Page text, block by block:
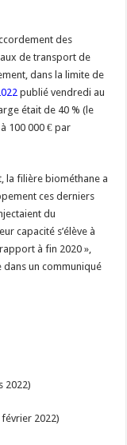
des
de transport de
dans la limite de
publié vendredi au
était de 40 % (le
100 000 € par
la filière biométhane a
ces derniers
du
capacité s’élève à
à fin 2020 »,
un communiqué
2022)
février 2022)